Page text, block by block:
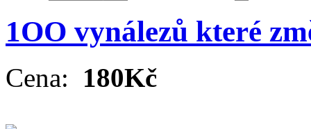
1OO vynálezů které
Cena: 180Kč